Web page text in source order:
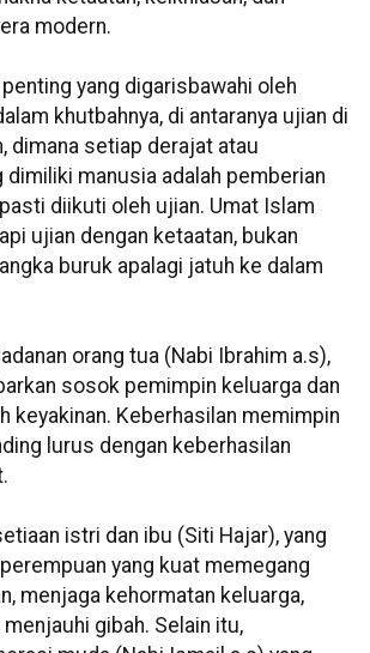
modern.
yang digarisbawahi oleh
khutbahnya, di antaranya ujian di
dimana setiap derajat atau
dimiliki manusia adalah pemberian
diikuti oleh ujian. Umat Islam
ujian dengan ketaatan, bukan
buruk apalagi jatuh ke dalam
orang tua (Nabi Ibrahim a.s),
sosok pemimpin keluarga dan
keyakinan. Keberhasilan memimpin
lurus dengan keberhasilan
istri dan ibu (Siti Hajar), yang
yang kuat memegang
menjaga kehormatan keluarga,
gibah. Selain itu,